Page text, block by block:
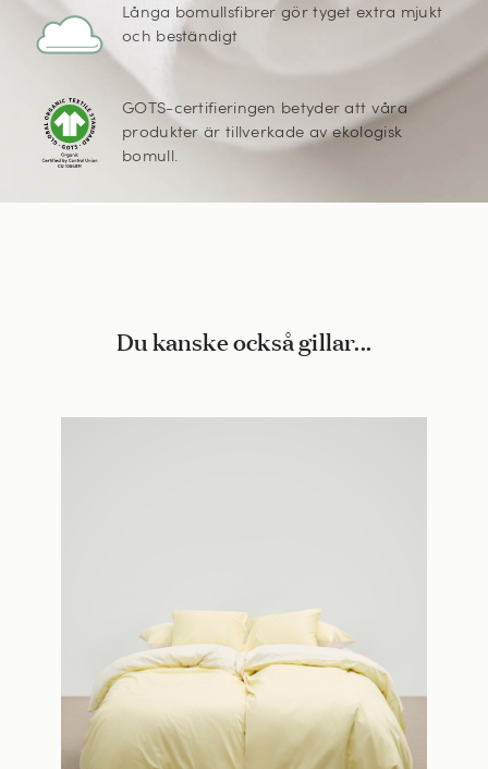
Långa bomullsfibrer gör tyget extra mjukt
och beständigt
GOTS-certifieringen betyder att våra
produkter är tillverkade av ekologisk
bomull.
Du kanske också gillar...